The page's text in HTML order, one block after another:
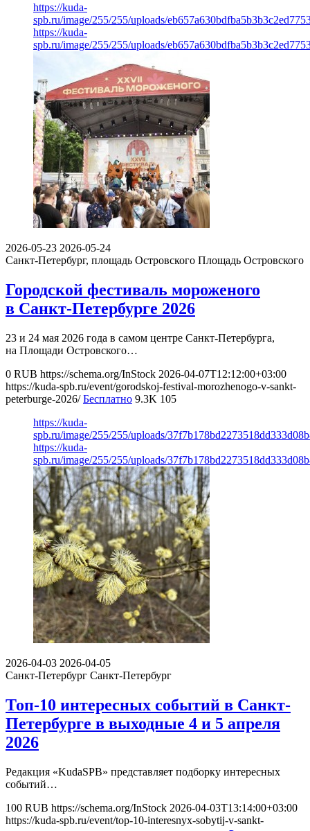
https://kuda-
spb.ru/image/255/255/uploads/
https://kuda-
spb.ru/image/255/255/uploads/
2026-05-23 2026-05-24
Санкт-Петербург, площадь Островского Площадь Островского
Городской фестиваль мороженого
в Санкт-Петербурге 2026
23 и 24 мая 2026 года в самом центре Санкт-Петербурга,
на Площади Островского…
0 RUB https://schema.org/InStock 2026-04-07T12:12:00+03:00
https://kuda-spb.ru/event/gorodskoj-festival-morozhenogo-v-sankt-
peterburge-2026/ Бесплатно 9.3K 105
https://kuda-
spb.ru/image/255/255/uploads/
https://kuda-
spb.ru/image/255/255/uploads/
2026-04-03 2026-04-05
Санкт-Петербург Санкт-Петербург
Топ-10 интересных событий в Санкт-
Петербурге в выходные 4 и 5 апреля
2026
Редакция «KudaSPB» представляет подборку интересных
событий…
100 RUB https://schema.org/InStock 2026-04-03T13:14:00+03:00
https://kuda-spb.ru/event/top-10-interesnyx-sobytij-v-sankt-